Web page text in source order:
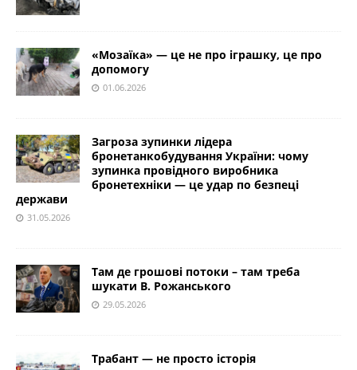
«Мозаїка» — це не про іграшку, це про
допомогу
01.06.2026
Загроза зупинки лідера
бронетанкобудування України: чому
зупинка провідного виробника
бронетехніки — це удар по безпеці
держави
31.05.2026
Там де грошові потоки – там треба
шукати В. Рожанського
29.05.2026
Трабант — не просто історія